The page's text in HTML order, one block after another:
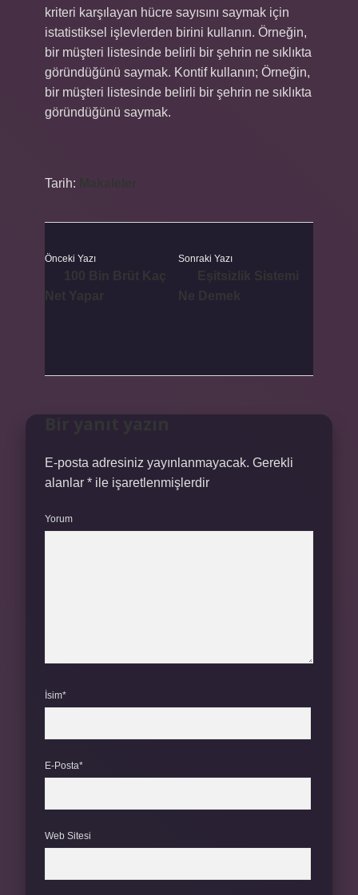
kriteri karşılayan hücre sayısını saymak için
istatistiksel işlevlerden birini kullanın. Örneğin,
bir müşteri listesinde belirli bir şehrin ne sıklıkta
göründüğünü saymak. Kontif kullanın; Örneğin,
bir müşteri listesinde belirli bir şehrin ne sıklıkta
göründüğünü saymak.
Tarih:
Önceki Yazı Sonraki Yazı
E-posta adresiniz yayınlanmayacak. Gerekli
alanlar * ile işaretlenmişlerdir
Yorum
İsim*
E-Posta*
Web Sitesi